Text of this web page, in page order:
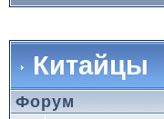
Китайцы
Форум